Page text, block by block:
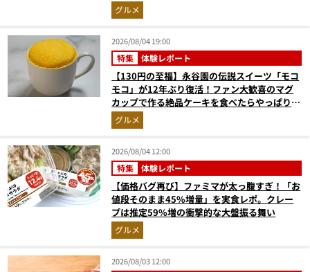
グルメ
2026/08/04 19:00
特集 体験レポート
【130円の至福】永谷園の伝説スイーツ「モコ
モコ」が12年ぶり復活！ファン大歓喜のマグ
カップで作る絶品ケーキを食べたらやっぱり最
高にウマかった
グルメ
2026/08/04 12:00
特集 体験レポート
【価格バグ再び】ファミマが太っ腹すぎ！「お
値段そのまま45%増量」を実食レポ。クレー
プは推定59%増の衝撃的な大盤振る舞い
グルメ
2026/08/03 12:00